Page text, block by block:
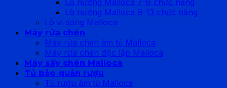
Lò nướng Malloca 9-13 chức năng
Lò vi sóng Malloca
Máy rửa chén
Máy rửa chén âm tủ Malloca
Máy rửa chén độc lập Malloca
Máy sấy chén Malloca
Tủ bảo quản rượu
Tủ rượu âm tủ Malloca